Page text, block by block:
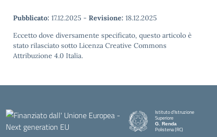
Pubblicato: 17.12.2025 - Revisione: 18.12.2025
Eccetto dove diversamente specificato, questo articolo è
stato rilasciato sotto Licenza Creative Commons
Attribuzione 4.0 Italia.
Istituto d'Istruzione
Superiore
G. Renda
Polistena (RC)